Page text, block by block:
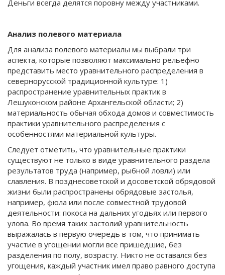
Деньги всегда делятся поровну между участниками.
Анализ полевого материала
Для анализа полевого материалы мы выбрали три
аспекта, которые позволяют максимально рельефно
представить место уравнительного распределения в
севернорусской традиционной культуре: 1)
распространение уравнительных практик в
Лешуконском районе Архангельской области; 2)
материальность обычая обхода домов и совместимость
практики уравнительного распределения с
особенностями материальной культуры.
Следует отметить, что уравнительные практики
существуют не только в виде уравнительного раздела
результатов труда (например, рыбной ловли) или
славления. В позднесоветской и досоветской обрядовой
жизни были распространены обрядовые застолья,
например, фюла или после совместной трудовой
деятельности: покоса на дальних угодьях или первого
улова. Во время таких застолий уравнительность
выражалась в первую очередь в том, что принимать
участие в угощении могли все пришедшие, без
разделения по полу, возрасту. Никто не оставался без
угощения, каждый участник имел право равного доступа